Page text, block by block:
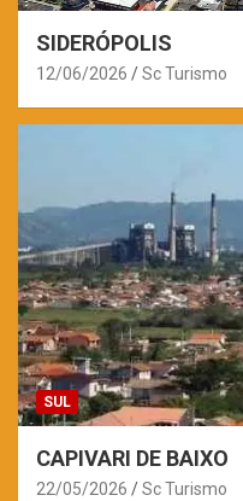
SIDERÓPOLIS
12/06/2026 Sc Turismo
SUL
CAPIVARI DE BAIXO
22/05/2026 Sc Turismo